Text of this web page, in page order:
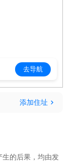
去导航
添加住址
的后果，均由发